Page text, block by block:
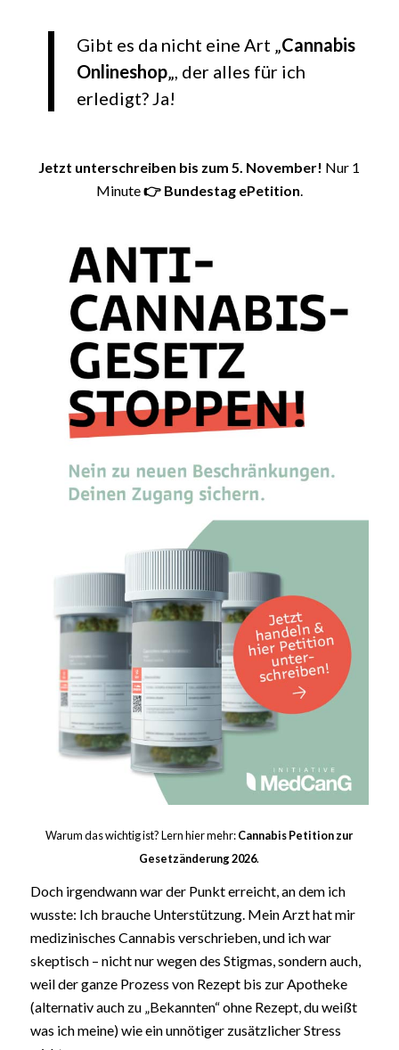
Gibt es da nicht eine Art „Cannabis
Onlineshop„, der alles für ich
erledigt? Ja!
Jetzt unterschreiben bis zum 5. November! Nur 1
Minute👉 Bundestag ePetition
Warum das wichtig ist? Lern hier mehr:Cannabis Petition zur
Gesetzänderung 2026.
Doch irgendwann war der Punkt erreicht, an dem ich
wusste: Ich brauche Unterstützung. Mein Arzt hat mir
medizinisches Cannabis verschrieben, und ich war
skeptisch – nicht nur wegen des Stigmas, sondern auch,
weil der ganze Prozess von Rezept bis zur Apotheke
(alternativ auch zu „Bekannten“ ohne Rezept, du weißt
was ich meine) wie ein unnötiger zusätzlicher Stress